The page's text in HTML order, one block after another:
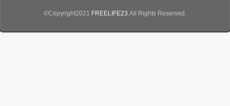
©Copyright2021 FREELIFE23 .All Rights Reserved.